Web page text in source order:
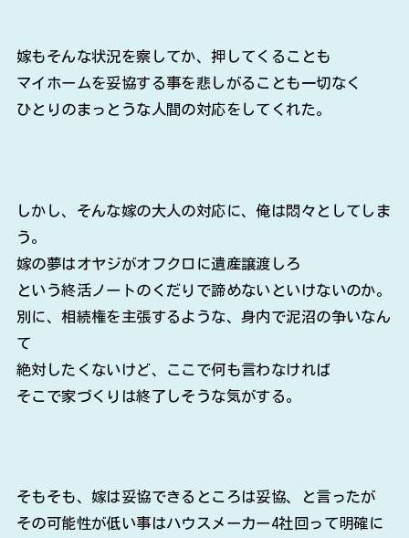
嫁もそんな状況を察してか、押してくることも
マイホームを妥協する事を悲しがることも一切なく
ひとりのまっとうな人間の対応をしてくれた。
しかし、そんな嫁の大人の対応に、俺は悶々としてしま
う。
嫁の夢はオヤジがオフクロに遺産譲渡しろ
という終活ノートのくだりで諦めないといけないのか。
別に、相続権を主張するような、身内で泥沼の争いなん
て
絶対したくないけど、ここで何も言わなければ
そこで家づくりは終了しそうな気がする。
そもそも、嫁は妥協できるところは妥協、と言ったが
その可能性が低い事はハウスメーカー4社回って明確に